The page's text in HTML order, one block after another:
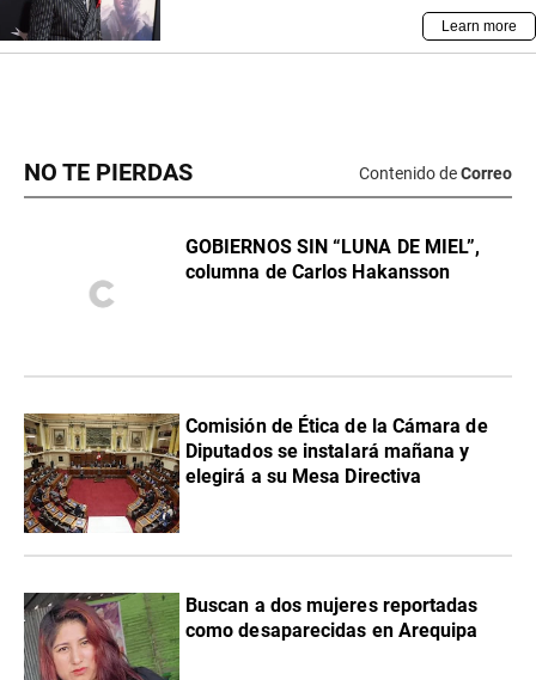
NO TE PIERDAS Contenido deCorreo
GOBIERNOS SIN “LUNA DE MIEL”,
columna de Carlos Hakansson
Comisión de Ética de la Cámara de
Diputados se instalará mañana y
elegirá a su Mesa Directiva
Buscan a dos mujeres reportadas
como desaparecidas en Arequipa